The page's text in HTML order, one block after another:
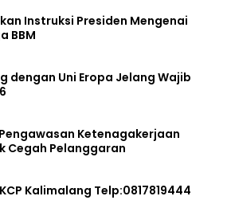
Instruksi Presiden Mengenai
BBM
dengan Uni Eropa Jelang Wajib
Ketenagakerjaan
Cegah Pelanggaran
Kalimalang Telp:0817819444